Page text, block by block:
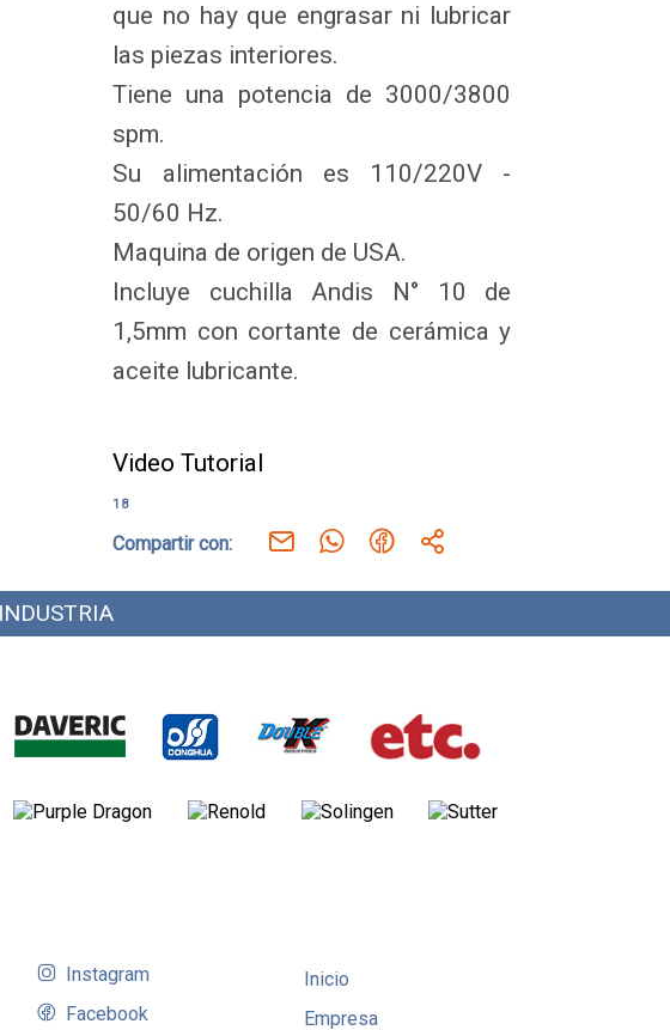
que no hay que engrasar ni lubricar
las piezas interiores.
Tiene una potencia de 3000/3800
spm.
Su alimentación es 110/220V -
50/60 Hz.
Maquina de origen de USA.
Incluye cuchilla Andis N° 10 de
1,5mm con cortante de cerámica y
aceite lubricante.
Video Tutorial
18
Compartir con:
Instagram
Facebook
Inicio
Empresa